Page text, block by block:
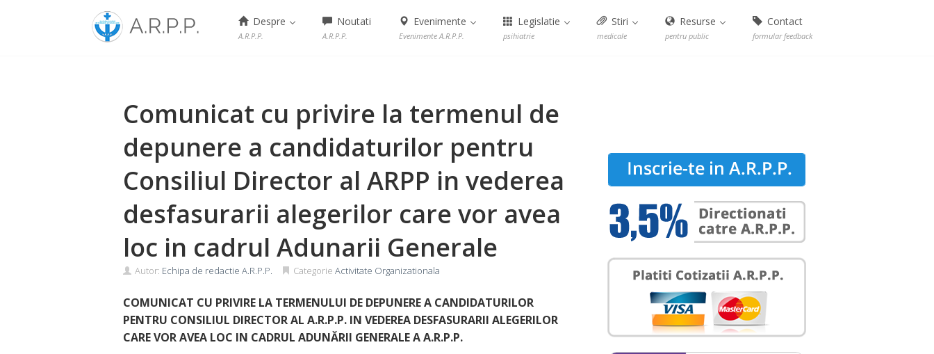
Menu Despre
A.R.P.P.
Noutati
A.R.P.P.
Evenimente
Evenimente A.R.P.P.
Legislatie
psihiatrie
Stiri
medicale
Resurse
pentru public
Contact
formular feedback
Comunicat cu privire la termenul de
depunere a candidaturilor pentru
Consiliul Director al ARPP in vederea
desfasurarii alegerilor care vor avea
loc in cadrul Adunarii Generale
Autor: Echipa de redactie A.R.P.P. Categorie Activitate Organizationala
COMUNICAT CU PRIVIRE LA TERMENULUI DE DEPUNERE A CANDIDATURILOR
PENTRU CONSILIUL DIRECTOR AL A.R.P.P. IN VEDEREA DESFASURARII ALEGERILOR
CARE VOR AVEA LOC IN CADRUL ADUNĂRII GENERALE A A.R.P.P.